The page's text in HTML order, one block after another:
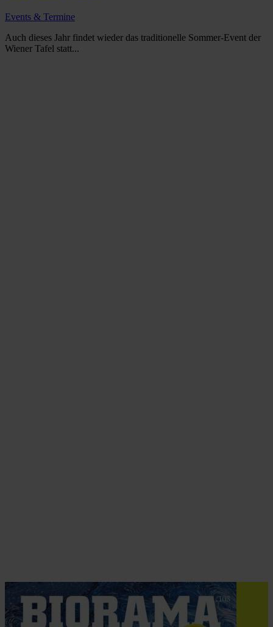
Events & Termine
Auch dieses Jahr findet wieder das traditionelle Sommer-Event der
Wiener Tafel statt...